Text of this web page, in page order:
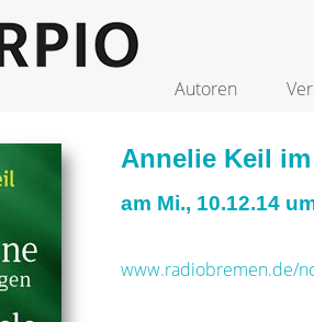
Autoren
Annelie Keil
am Mi., 10.12.14
www.radiobremen.de/